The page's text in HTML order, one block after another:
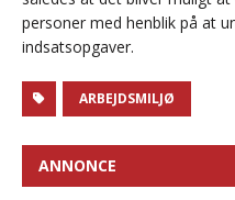
personer med henblik på at
indsatsopgaver.
ARBEJDSMILJØ
ANNONCE